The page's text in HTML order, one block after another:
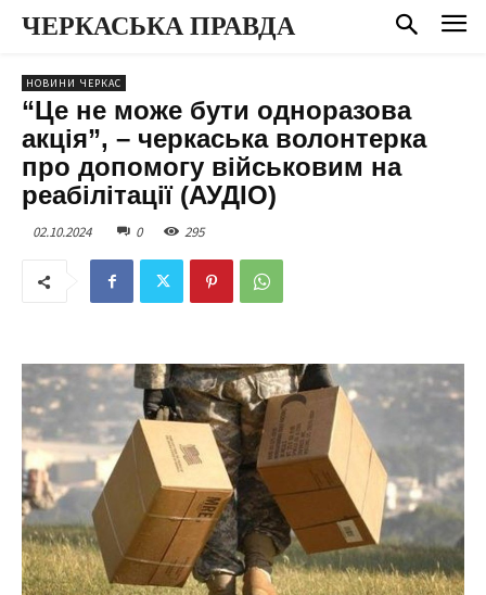
ЧЕРКАСЬКА ПРАВДА
НОВИНИ ЧЕРКАС
“Це не може бути одноразова
акція”, – черкаська волонтерка
про допомогу військовим на
реабілітації (АУДІО)
02.10.2024 0 295